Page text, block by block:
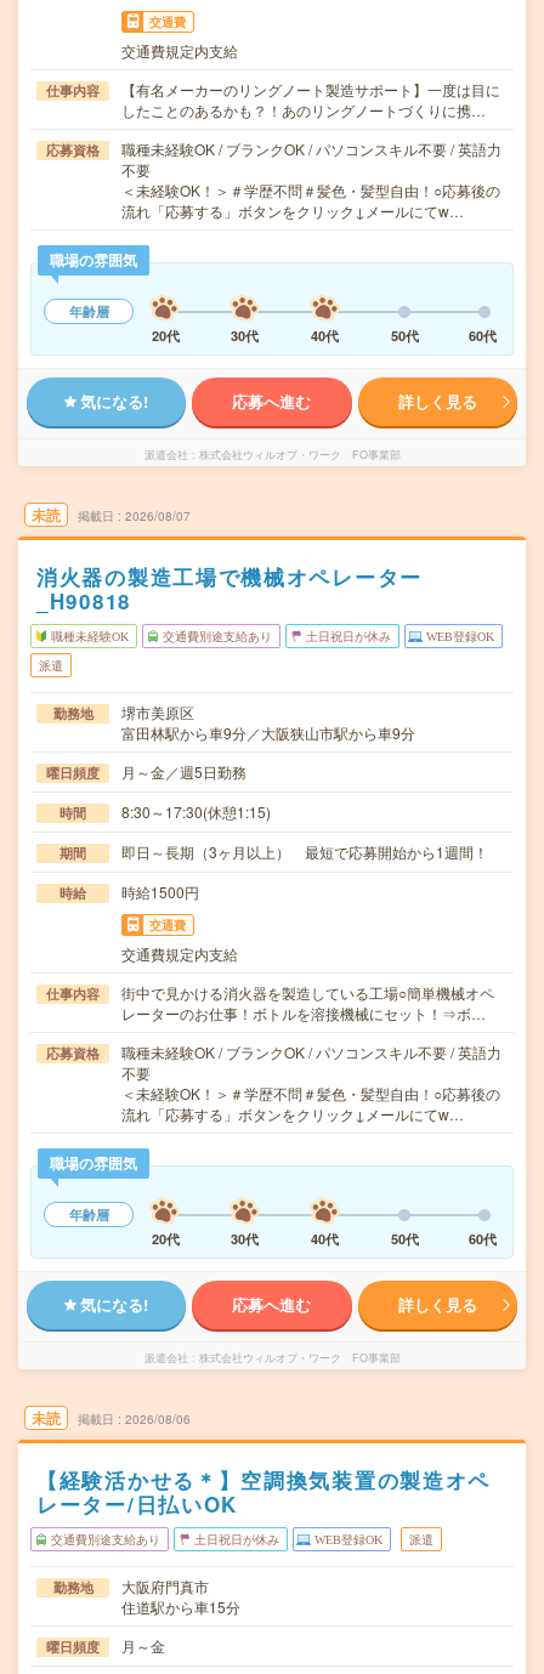
交通費
交通費規定内支給
仕事内容
【有名メーカーのリングノート製造サポート】一度は目に
したことのあるかも？！あのリングノートづくりに携…
応募資格
職種未経験OK / ブランクOK / パソコンスキル不要 / 英語力
不要
＜未経験OK！＞＃学歴不問＃髪色・髪型自由！○応募後の
流れ「応募する」ボタンをクリック↓メールにてw…
職場の雰囲気
年齢層
20代
30代 40代 50代 60代
気になる! 応募へ進む 詳しく見る
派遣会社 株式会社ウィルオブ・ワーク FO事業部
未読 掲載日 2026/08/07
消火器の製造工場で機械オペレーター
_H90818
職種未経験OK 交通費別途支給あり 土日祝日が休み WEB登録OK
派遣
勤務地
堺市美原区
富田林駅から車9分／大阪狭山市駅から車9分
曜日頻度 月～金／週5日勤務
時間 8:30～17:30(休憩1:15)
期間 即日～長期（3ヶ月以上） 最短で応募開始から1週間！
時給 時給1500円
交通費
交通費規定内支給
仕事内容
街中で見かける消火器を製造している工場○簡単機械オペ
レーターのお仕事！ボトルを溶接機械にセット！⇒ボ…
応募資格
職種未経験OK / ブランクOK / パソコンスキル不要 / 英語力
不要
＜未経験OK！＞＃学歴不問＃髪色・髪型自由！○応募後の
流れ「応募する」ボタンをクリック↓メールにてw…
職場の雰囲気
年齢層
20代
30代 40代 50代 60代
気になる! 応募へ進む 詳しく見る
派遣会社 株式会社ウィルオブ・ワーク FO事業部
未読 掲載日 2026/08/06
【経験活かせる＊】空調換気装置の製造オペ
レーター/日払いOK
交通費別途支給あり 土日祝日が休み WEB登録OK 派遣
勤務地
大阪府門真市
住道駅から車15分
曜日頻度 月～金